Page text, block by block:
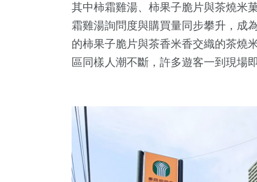
其中柿霜雞湯、柿果子脆片與茶燒米
霜雞湯詢問度與購買量同步攀升，成
的柿果子脆片與茶香米香交織的茶燒
區同樣人潮不斷，許多遊客一到現場
1650+
生活
10+
綜藝